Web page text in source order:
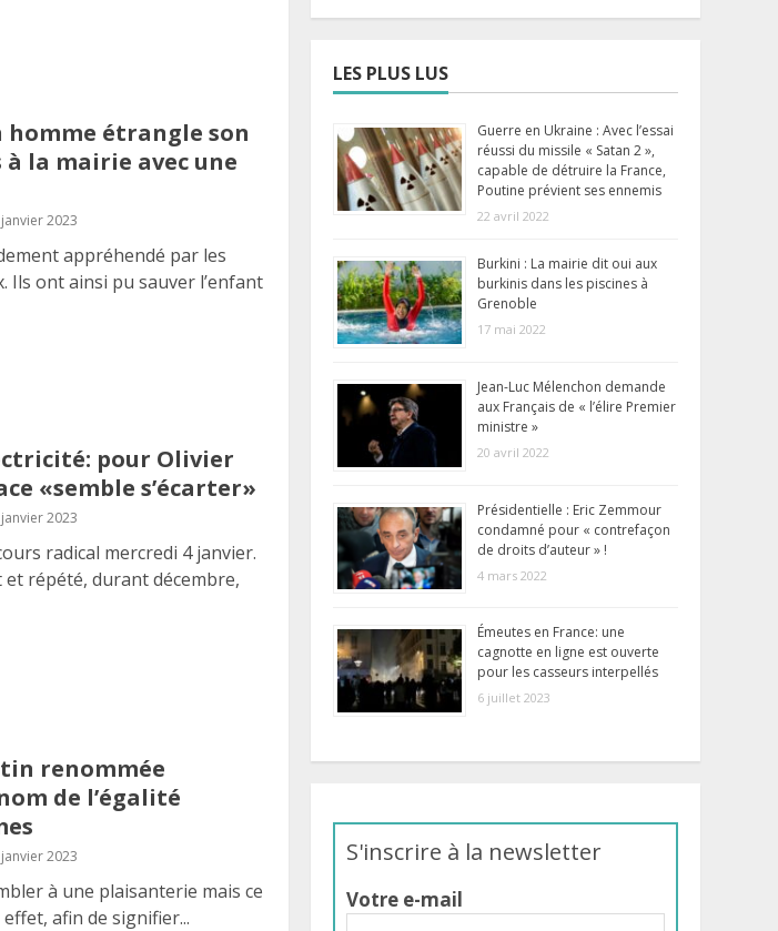
homme étrangle son
à la mairie avec une
2023
appréhendé par les
Ils ont ainsi pu sauver l’enfant
pour Olivier
«semble s’écarter»
2023
radical mercredi 4 janvier.
répété, durant décembre,
renommée
de l’égalité
2023
à une plaisanterie mais ce
effet, afin de signifier...
LES PLUS LUS
Guerre en Ukraine : Avec l’essai
réussi du missile « Satan 2 »,
capable de détruire la France,
Poutine prévient ses ennemis
22 avril 2022
Burkini : La mairie dit oui aux
burkinis dans les piscines à
Grenoble
17 mai 2022
Jean-Luc Mélenchon demande
aux Français de « l’élire Premier
ministre »
20 avril 2022
Présidentielle : Eric Zemmour
condamné pour « contrefaçon
de droits d’auteur » !
4 mars 2022
Émeutes en France: une
cagnotte en ligne est ouverte
pour les casseurs interpellés
6 juillet 2023
S'inscrire à la newsletter
Votre e-mail